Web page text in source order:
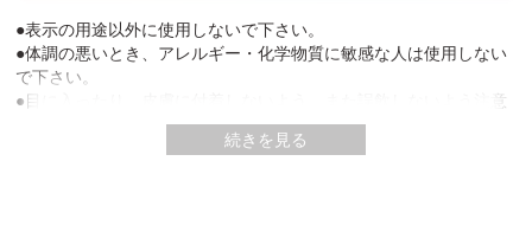
●表示の用途以外に使用しないで下さい。
●体調の悪いとき、アレルギー・化学物質に敏感な人は使用しない
で下さい。
●目に入ったり、皮膚に付着しないよう、また誤飲しないよう注意
して取り扱って下さい。
●皮膚に付着したまま放置すると炎症を起こすことがあります。必
続きを見る